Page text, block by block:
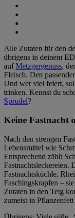
Alle Zutaten für den
übrigens in deinem
aufMetzgergenuss,
Fleisch. Den
Und wer viel feiert,
trinken. Kennst du
Sprudel?
Keine Fastnacht
Nach den strengen
Lebensmittel wie
Entsprechend zählt
Fastnachtsleckereien.
Fastnachtsküchle,
Faschingskrapfen –
Zutaten in den Teig
zumeist in